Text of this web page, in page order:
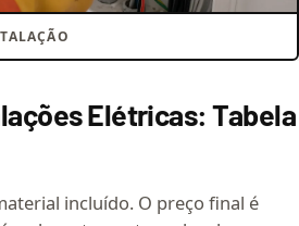
Elétricas: Tabela
incluído. O preço final é